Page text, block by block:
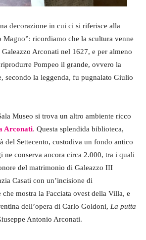
decorazione in cui ci si riferisce alla
Magno”: ricordiamo che la scultura venne
Galeazzo Arconati nel 1627, e per almeno
Pompeo il grande, ovvero la
secondo la leggenda, fu pugnalato Giulio
Museo si trova un altro ambiente ricco
Arconati. Questa splendida biblioteca,
del Settecento, custodiva un fondo antico
conserva ancora circa 2.000, tra i quali
del matrimonio di Galeazzo III
Casati con un’incisione di
mostra la Facciata ovest della Villa, e
dell’opera di Carlo Goldoni, La putta
Antonio Arconati.